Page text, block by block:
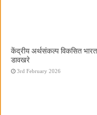
केंद्रीय अर्थसंकल्प विकसित
डावखरे
3rd February 2026